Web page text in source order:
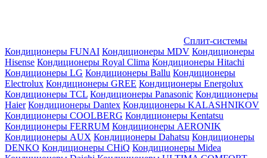
Сплит-системы
Кондиционеры FUNAI Кондиционеры MDV Кондиционеры
Hisense Кондиционеры Royal Clima Кондиционеры Hitachi
Кондиционеры LG Кондиционеры Ballu Кондиционеры
Electrolux Кондиционеры GREE Кондиционеры Energolux
Кондиционеры TCL Кондиционеры Panasonic Кондиционеры
Haier Кондиционеры Dantex Кондиционеры KALASHNIKOV
Кондиционеры СOOLBERG Кондиционеры Kentatsu
Кондиционеры FERRUM Кондиционеры AERONIK
Кондиционеры AUX Кондиционеры Dahatsu Кондиционеры
DENKO Кондиционеры CHiQ Кондиционеры Midea